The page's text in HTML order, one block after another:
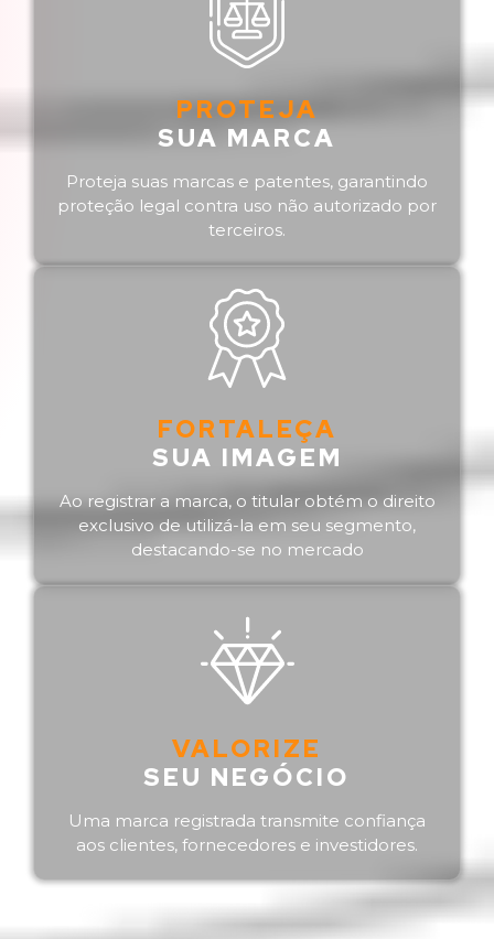
PROTEJA
SUA MARCA
Proteja suas marcas e patentes, garantindo
proteção legal contra uso não autorizado por
terceiros.
FORTALEÇA
SUA IMAGEM
Ao registrar a marca, o titular obtém o direito
exclusivo de utilizá-la em seu segmento,
destacando-se no mercado
VALORIZE
SEU NEGÓCIO
Uma marca registrada transmite confiança
aos clientes, fornecedores e investidores.